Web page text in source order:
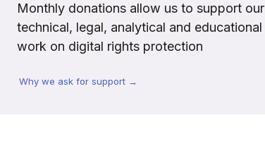
Monthly donations allow us to support our
technical, legal, analytical and educational
work on digital rights protection
Why we ask for support →